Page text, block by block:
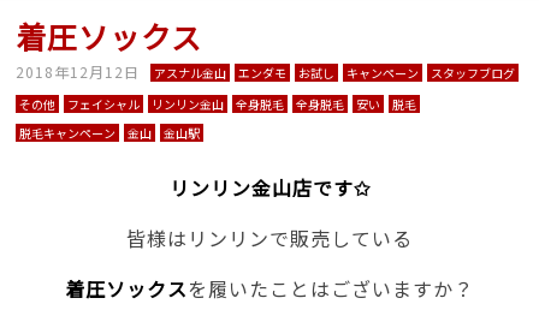
着圧ソックス
2018年12月12日 アスナル金山 エンダモ お試し キャンペーン
スタッフブログ
その他
フェイシャル リンリン金山 全身脱毛 全身脱毛 安い
脱毛
脱毛キャンペーン
金山 金山駅
リンリン金山店です✩
皆様はリンリンで販売している
着圧ソックスを履いたことはございますか？